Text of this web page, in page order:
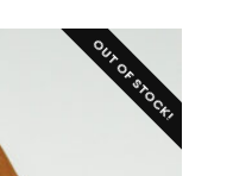
OUT OF STOCK!